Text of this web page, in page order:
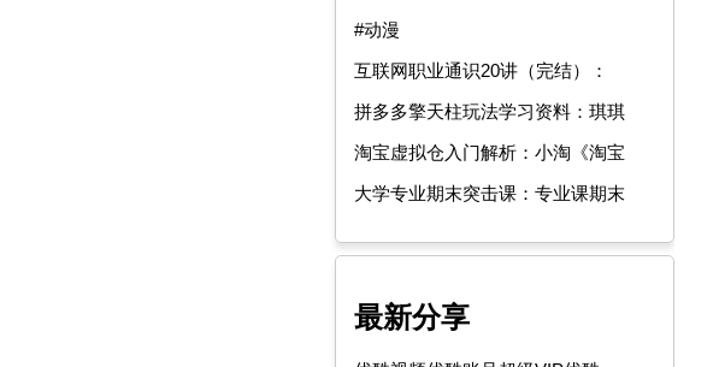
#动漫
互联网职业通识20讲（完结）：
拼多多擎天柱玩法学习资料：琪琪
淘宝虚拟仓入门解析：小淘《淘宝
大学专业期末突击课：专业课期末
最新分享